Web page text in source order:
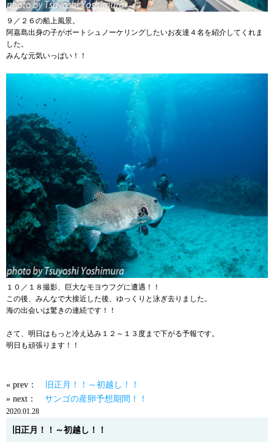
９／２６の船上風景。
阿嘉島出身の子がボートシュノーケリングしたいお友達４名を紹介してくれま
した。
みんな元気いっぱい！！
１０／１８撮影、巨大なモヨウフグに遭遇！！
この後、みんなで大接近した後、ゆっくりと泳ぎ去りました。
海の出会いは驚きの連続です！！
さて、明日はもっと冷え込み１２～１３度まで下がる予報です。
明日も頑張ります！！
« prev：
旧正月！！～初越し！！
» next： サンゴの産卵予想期間！！
2020.01.28
旧正月！！～初越し！！